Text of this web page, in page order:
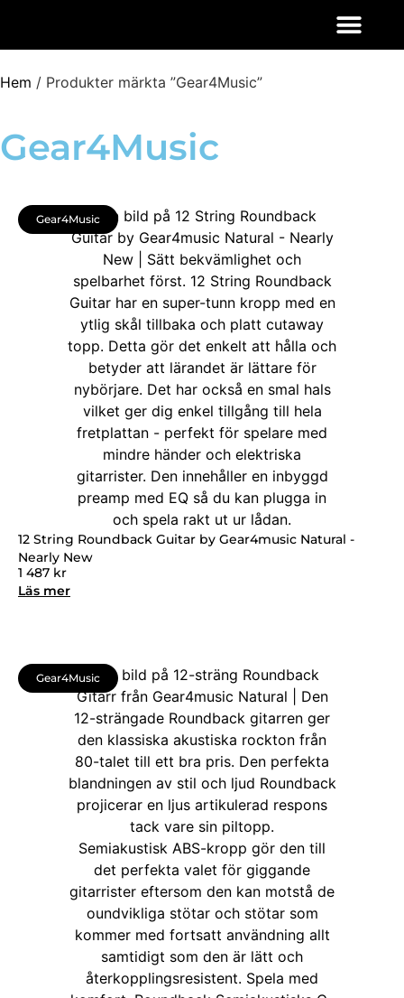
Hem / Produkter märkta ”Gear4Music”
Gear4Music
Gear4Music
12 String Roundback Guitar by Gear4music Natural -
Nearly New
1 487 kr
Läs mer
Gear4Music